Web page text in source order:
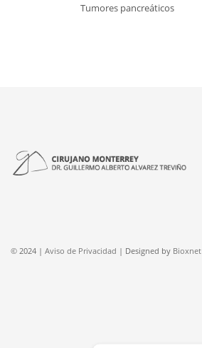
Tumores pancreáticos
© 2024 | Aviso de Privacidad | Designed by Bioxnet